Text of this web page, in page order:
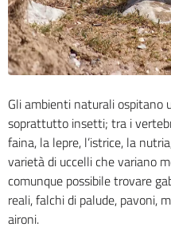
Gli ambienti naturali ospitano
soprattutto insetti; tra i
faina, la lepre, l’istrice, la
varietà di uccelli che variano
comunque possibile trovare
reali, falchi di palude, pavoni,
aironi.